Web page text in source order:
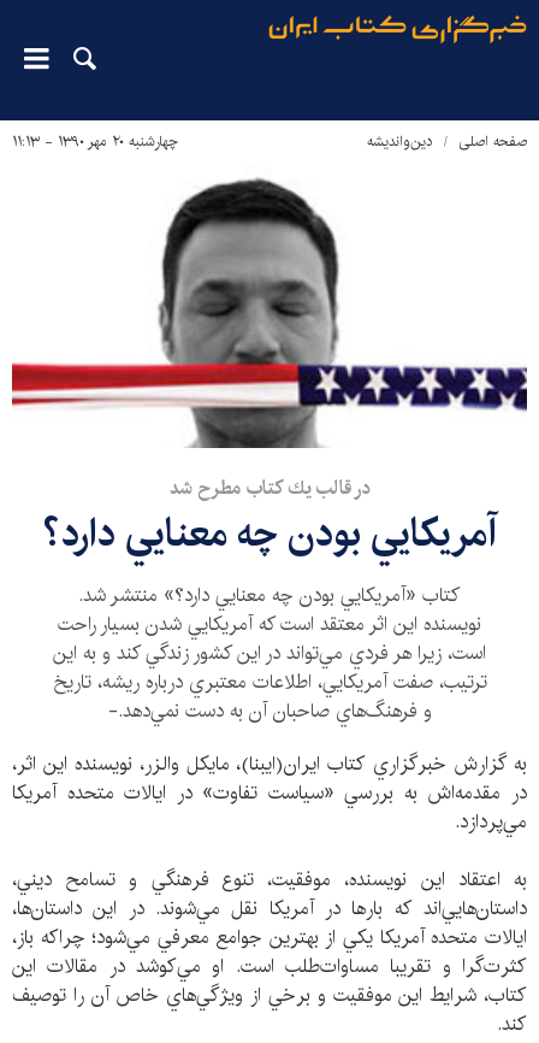
صفحه اصلی دین‌واندیشه چهارشنبه ۲۰ مهر ۱۳۹۰ - ۱۱:۱۳
در قالب يك كتاب مطرح شد
آمريكايي بودن چه معنايي دارد؟
كتاب «آمريكايي بودن چه معنايي دارد؟» منتشر شد.
نويسنده اين اثر معتقد است كه آمريكايي شدن بسيار راحت
است، زيرا هر فردي مي‌تواند در اين كشور زندگي كند و به اين
ترتيب، صفت آمريكايي، اطلاعات معتبري درباره ريشه، تاريخ
و فرهنگ‌هاي صاحبان آن به دست نمي‌دهد.-
به گزارش خبرگزاري كتاب ايران(ايبنا)، مايكل والزر، نويسنده اين اثر،
در مقدمه‌اش به بررسي «سياست تفاوت» در ايالات متحده آمريكا
مي‌پردازد.
به اعتقاد اين نويسنده، موفقيت، تنوع فرهنگي و تسامح ديني،
داستان‌هايي‌اند كه بارها در آمريكا نقل مي‌شوند. در اين داستان‌ها،
ايالات متحده آمريكا يكي از بهترين جوامع معرفي مي‌شود؛ چراكه باز،
كثرت‌گرا و تقريبا مساوات‌طلب است. او مي‌كوشد در مقالات اين
كتاب، شرايط اين موفقيت و برخي از ويژگي‌هاي خاص آن را توصيف
كند.